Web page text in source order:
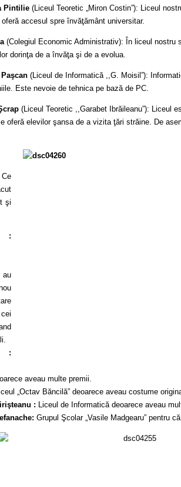
Pintilie (Liceul Teoretic „Miron Costin”): Liceul
accesul spre învăţământ universitar.
(Colegiul Economic Administrativ): În liceul nostru
dorinţa de a învăţa şi de a evolua.
Paşcan (Liceul de Informatică ,,G. Moisil”):
Este nevoie de tehnica pe bază de PC.
(Liceul Teoretic ,,Garabet Ibrăileanu”): Liceul
oferă elevilor şansa de a vizita ţări străine. De
Ce
şi
:
:
aveau multe premii.
„Octav Băncilă” deoarece aveau costume
: Liceul de Informatică deoarece aveau
Grupul Şcolar „Vasile Madgearu” pentru